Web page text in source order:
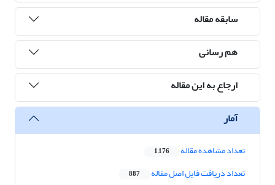
سابقه مقاله
هم رسانی
ارجاع به این مقاله
آمار
تعداد مشاهده مقاله 1,176
تعداد دریافت فایل اصل مقاله 887